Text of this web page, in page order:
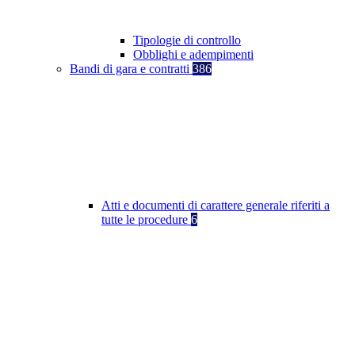
Tipologie di controllo
Obblighi e adempimenti
Bandi di gara e contratti 386
Atti e documenti di carattere generale riferiti a
tutte le procedure 6